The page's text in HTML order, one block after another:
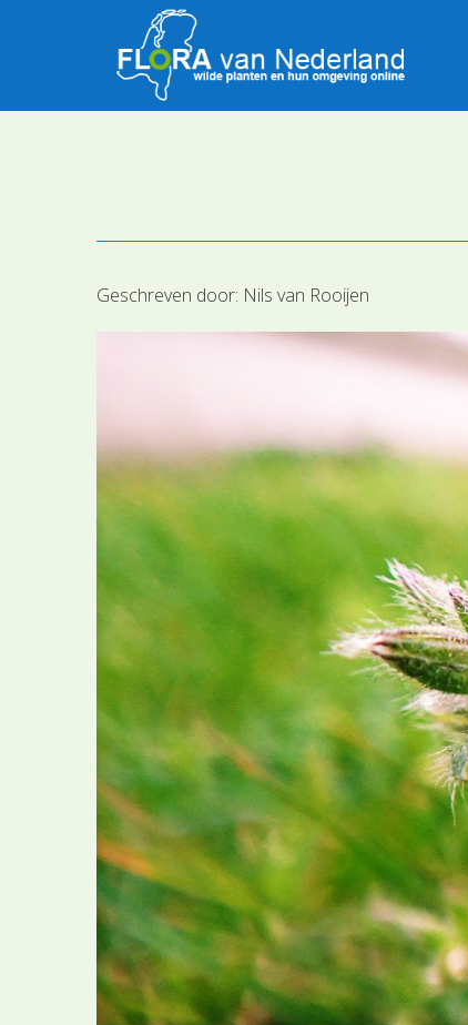
Geschreven door: Nils van Rooijen